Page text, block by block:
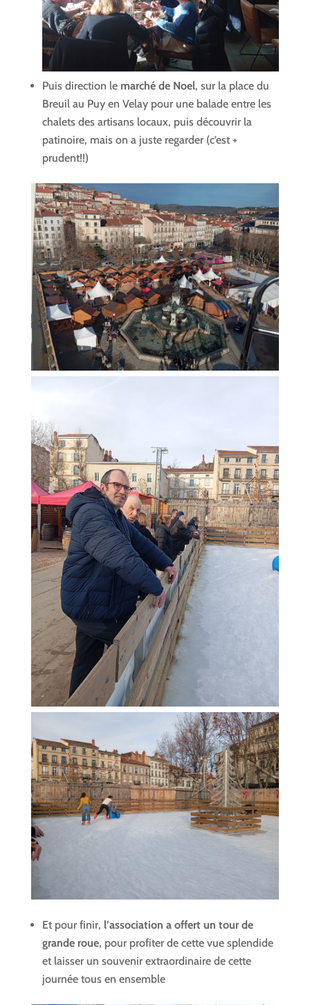
Puis direction le marché de Noel, sur la place du
Breuil au Puy en Velay pour une balade entre les
chalets des artisans locaux, puis découvrir la
patinoire, mais on a juste regarder (c’est +
prudent!!)
Et pour finir, l’association a offert un tour de
grande roue, pour profiter de cette vue splendide
et laisser un souvenir extraordinaire de cette
journée tous en ensemble